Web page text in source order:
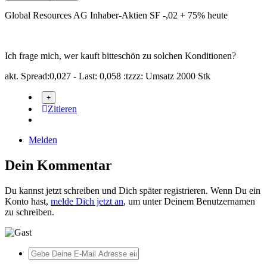
Global Resources AG Inhaber-Aktien SF -,02 + 75% heute
Ich frage mich, wer kauft bitteschön zu solchen Konditionen?
akt. Spread:0,027 - Last: 0,058 :tzzz: Umsatz 2000 Stk
Zitieren
Melden
Dein Kommentar
Du kannst jetzt schreiben und Dich später registrieren. Wenn Du ein
Konto hast, melde Dich jetzt an, um unter Deinem Benutzernamen
zu schreiben.